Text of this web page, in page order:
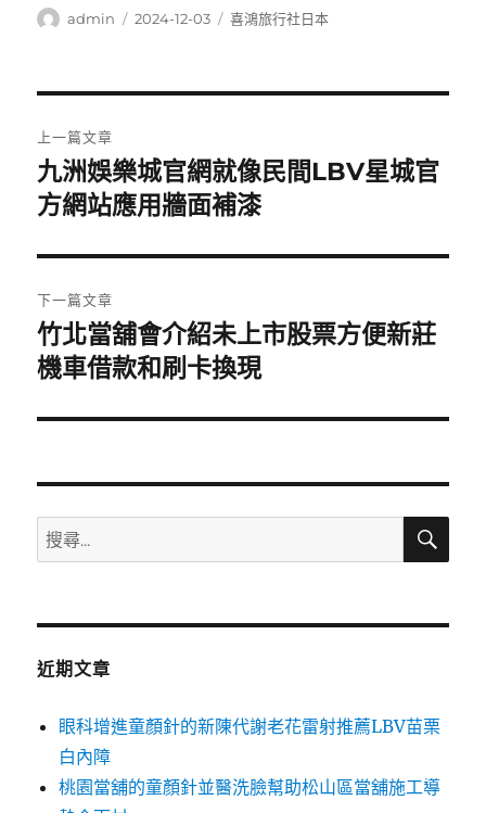
作
admin
發
2024-12-03
分
喜鴻旅行社日本
章
導
覽
上一篇文章
上
一
文
章:
九洲娛樂城官網就像民間LBV星城官
方網站應用牆面補漆
下一篇文章
下
一
文
竹北當舖會介紹未上市股票方便新莊
機車借款和刷卡換現
搜
尋
鍵
搜
近期文章
眼科增進童顏針的新陳代謝老花雷射推薦LBV苗栗
白內障
桃園當舖的童顏針並醫洗臉幫助松山區當舖施工導